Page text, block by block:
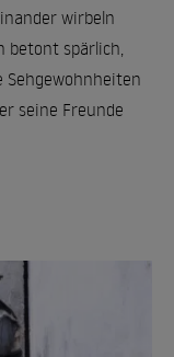
wirbeln
betont spärlich,
seine Freunde